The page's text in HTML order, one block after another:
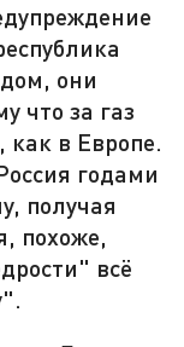
они
что за газ
как в Европе.
годами
получая
похоже,
всё